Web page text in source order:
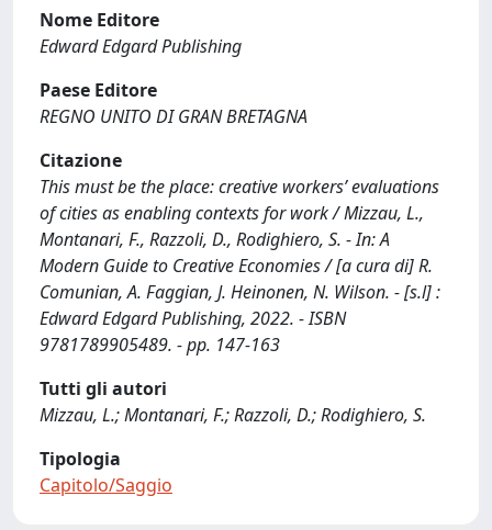
Nome Editore
Edward Edgard Publishing
Paese Editore
REGNO UNITO DI GRAN BRETAGNA
Citazione
This must be the place: creative workers’ evaluations
of cities as enabling contexts for work / Mizzau, L.,
Montanari, F., Razzoli, D., Rodighiero, S. - In: A
Modern Guide to Creative Economies / [a cura di] R.
Comunian, A. Faggian, J. Heinonen, N. Wilson. - [s.l] :
Edward Edgard Publishing, 2022. - ISBN
9781789905489. - pp. 147-163
Tutti gli autori
Mizzau, L.; Montanari, F.; Razzoli, D.; Rodighiero, S.
Tipologia
Capitolo/Saggio